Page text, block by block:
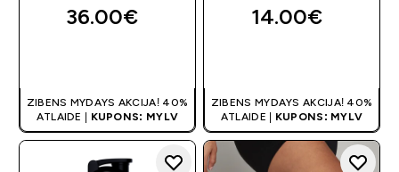
36.00€‎
ZIBENS MYDAYS AKCIJA! 40%
ATLAIDE | KUPONS: MYLV
14.00€‎
ZIBENS MYDAYS AKCIJA! 40%
ATLAIDE | KUPONS: MYLV